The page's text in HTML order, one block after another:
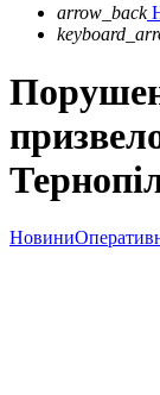
arrow_back
Новини